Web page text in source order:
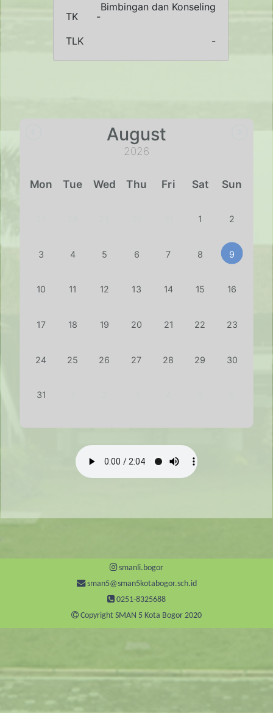
Bimbingan dan Konseling
August
2026
Mon Tue Wed Thu Fri Sat Sun
1 2
3 4 5 6 7 8 9
10 11 12 13 14 15 16
17 18 19 20 21 22 23
24 25 26 27 28 29 30
31
smanli.bogor
sman5@sman5kotabogor.sch.id
0251-8325688
Copyright SMAN 5 Kota Bogor 2020